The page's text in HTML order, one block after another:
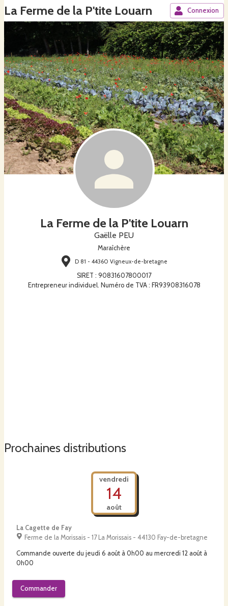
La Ferme de la P'tite Louarn Connexion
La Ferme de la P'tite Louarn
Gaëlle PEU
Maraîchère
D 81 - 44360 Vigneux-de-bretagne
SIRET : 90831607800017
Entrepreneur individuel. Numéro de TVA : FR93908316078
Prochaines distributions
vendredi
14
août
La Cagette de Fay
Ferme de la Morissais - 17 La Morissais - 44130 Fay-de-bretagne
Commande ouverte du jeudi 6 août à 0h00 au mercredi 12 août à
0h00
Commander